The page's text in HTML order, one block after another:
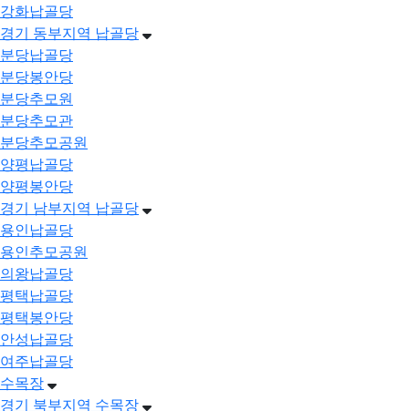
강화납골당
경기 동부지역 납골당
분당납골당
분당봉안당
분당추모원
분당추모관
분당추모공원
양평납골당
양평봉안당
경기 남부지역 납골당
용인납골당
용인추모공원
의왕납골당
평택납골당
평택봉안당
안성납골당
여주납골당
수목장
경기 북부지역 수목장